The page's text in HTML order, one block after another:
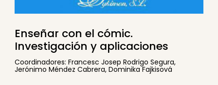
Enseñar con el cómic.
Investigación y aplicaciones
Coordinadores: Francesc Josep Rodrigo Segura,
Jerónimo Méndez Cabrera, Dominika Fajkisová